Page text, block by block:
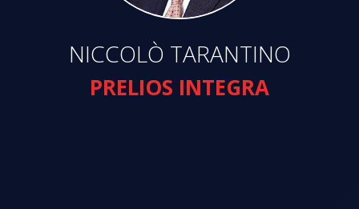
NICCOLÒ TARANTINO
PRELIOS INTEGRA